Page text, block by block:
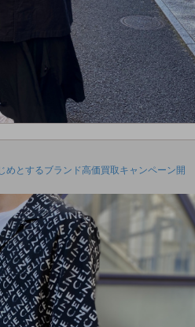
めとするブランド高価買取キャンペーン開